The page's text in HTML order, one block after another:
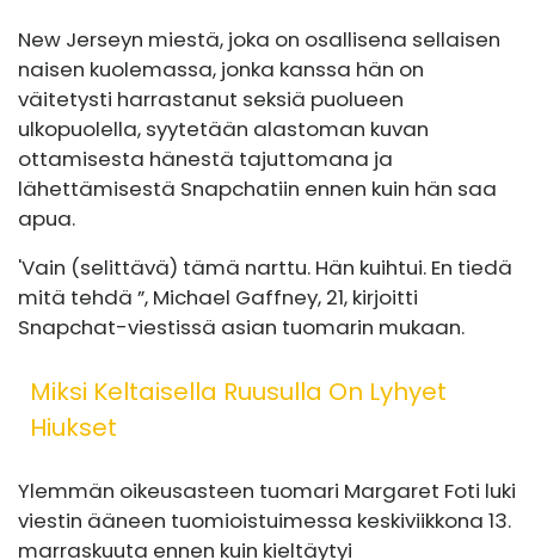
New Jerseyn miestä, joka on osallisena sellaisen
naisen kuolemassa, jonka kanssa hän on
väitetysti harrastanut seksiä puolueen
ulkopuolella, syytetään alastoman kuvan
ottamisesta hänestä tajuttomana ja
lähettämisestä Snapchatiin ennen kuin hän saa
apua.
'Vain (selittävä) tämä narttu. Hän kuihtui. En tiedä
mitä tehdä ”, Michael Gaffney, 21, kirjoitti
Snapchat-viestissä asian tuomarin mukaan.
Miksi Keltaisella Ruusulla On Lyhyet
Hiukset
Ylemmän oikeusasteen tuomari Margaret Foti luki
viestin ääneen tuomioistuimessa keskiviikkona 13.
marraskuuta ennen kuin kieltäytyi